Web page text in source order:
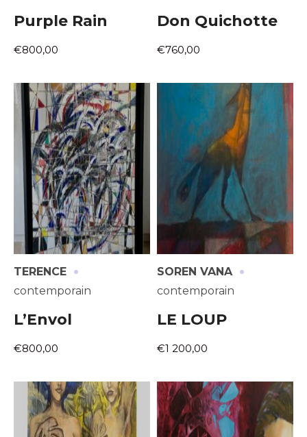
Purple Rain
€800,00
Don Quichotte
€760,00
TERENCE ·
contemporain
L’Envol
€800,00
SOREN VANA ·
contemporain
LE LOUP
€1 200,00